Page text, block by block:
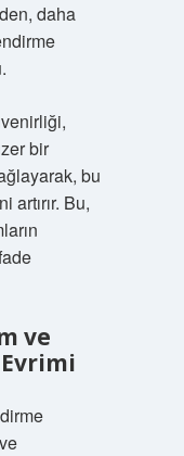
daha
bir
bu
artırır. Bu,
ve